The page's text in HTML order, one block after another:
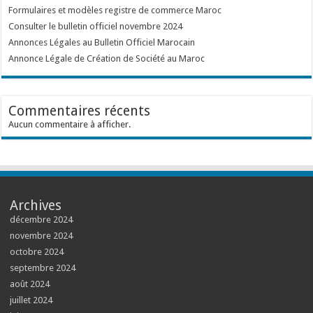
Formulaires et modèles registre de commerce Maroc
Consulter le bulletin officiel novembre 2024
Annonces Légales au Bulletin Officiel Marocain
Annonce Légale de Création de Société au Maroc
Commentaires récents
Aucun commentaire à afficher.
Archives
décembre 2024
novembre 2024
octobre 2024
septembre 2024
août 2024
juillet 2024